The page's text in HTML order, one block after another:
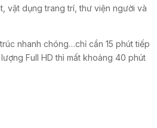
vật dụng trang trí, thư viện người và
nhanh chóng…chỉ cần 15 phút tiếp
Full HD thì mất khoảng 40 phút